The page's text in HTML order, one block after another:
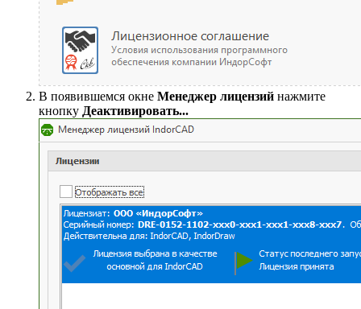
В появившемся окне Менеджер лицензий нажмите
кнопку Деактивировать...